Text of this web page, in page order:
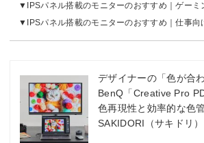
IPSパネル搭載のモニターのおすすめ｜ゲーミ
IPSパネル搭載のモニターのおすすめ｜仕事向
デザイナーの「色が合
BenQ「Creative Pro
色再現性と効率的な色
SAKIDORI（サキドリ）